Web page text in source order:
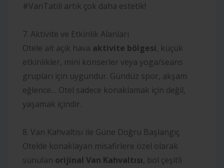
#VanTatili artık çok daha estetik!
7. Aktivite ve Etkinlik Alanları
Otele ait açık hava aktivite bölgesi, küçük
etkinlikler, mini konserler veya yoga/seans
grupları için uygundur. Gündüz spor, akşam
eğlence… Otel sadece konaklamak için değil,
yaşamak içindir.
8. Van Kahvaltısı ile Güne Doğru Başlangıç
Otelde konaklayan misafirlere özel olarak
sunulan orijinal Van Kahvaltısı, bol çeşitli